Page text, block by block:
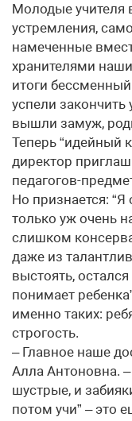
Молодые учителя
устремления,
намеченные
хранителями
итоги
успели закончить
вышли замуж,
Теперь “идейный
директор
педагогов-
Но признается:
только уж очень
слишком
даже из
выстоять,
понимает
именно таких:
строгость.
– Главное наше
Алла Антоновна.
шустрые, и
потом учи” – это